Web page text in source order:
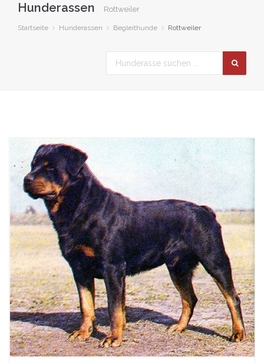
Hunderassen Rottweiler
Startseite Hunderassen Begleithunde Rottweiler